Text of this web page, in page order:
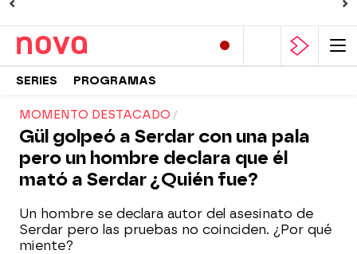
SERIES PROGRAMAS
MOMENTO DESTACADO
Gül golpeó a Serdar con una pala
pero un hombre declara que él
mató a Serdar ¿Quién fue?
Un hombre se declara autor del asesinato de
Serdar pero las pruebas no coinciden. ¿Por qué
miente?